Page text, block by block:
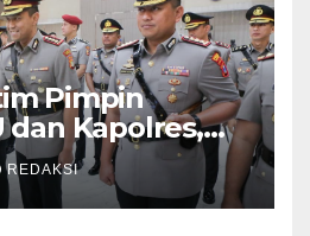
Pimpin
dan Kapolres,
dan
REDAKSI